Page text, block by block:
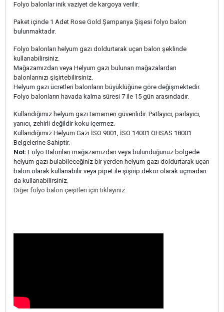
Folyo balonlar inik vaziyet de kargoya verilir.
Paket içinde 1 Adet Rose Gold Şampanya Şişesi folyo balon
bulunmaktadır.
Folyo balonları helyum gazı doldurtarak uçan balon şeklinde
kullanabilirsiniz.
Mağazamızdan veya Helyum gazı bulunan mağazalardan
balonlarınızı şişirtebilirsiniz.
Helyum gazı ücretleri balonların büyüklüğüne göre değişmektedir.
Folyo balonların havada kalma süresi 7 ile 15 gün arasındadır.
Kullandığımız helyum gazı tamamen güvenlidir. Patlayıcı, parlayıcı,
yanıcı, zehirli değildir koku içermez.
Kullandığımız Helyum Gazı İSO 9001, İSO 14001 OHSAS 18001
Belgelerine Sahiptir.
Not: Folyo Balonları mağazamızdan veya bulunduğunuz bölgede
helyum gazı bulabileceğiniz bir yerden helyum gazı doldurtarak uçan
balon olarak kullanabilir veya pipet ile şişirip dekor olarak uçmadan
da kullanabilirsiniz.
Diğer folyo balon çeşitleri için tıklayınız.